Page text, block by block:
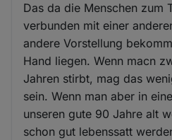
Das da die Menschen zum
verbunden mit einer
andere Vorstellung
Hand liegen. Wenn macn
Jahren stirbt, mag das
sein. Wenn man aber in
unseren gute 90 Jahre alt
schon gut lebenssatt